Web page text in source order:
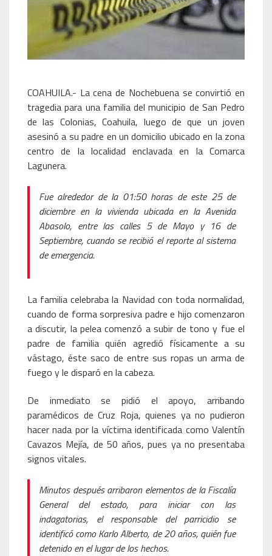
COAHUILA.- La cena de Nochebuena se convirtió en
tragedia para una familia del municipio de San Pedro
de las Colonias, Coahuila, luego de que un joven
asesinó a su padre en un domicilio ubicado en la zona
centro de la localidad enclavada en la Comarca
Lagunera.
Fue alrededor de la 01:50 horas de este 25 de
diciembre en la vivienda ubicada en la Avenida
Abasolo, entre las calles 5 de Mayo y 16 de
Septiembre, cuando se recibió el reporte al sistema
de emergencia.
La familia celebraba la Navidad con toda normalidad,
cuando de forma sorpresiva padre e hijo comenzaron
a discutir, la pelea comenzó a subir de tono y fue el
padre de familia quién agredió físicamente a su
vástago, éste saco de entre sus ropas un arma de
fuego y le disparó en la cabeza.
De inmediato se pidió el apoyo, arribando
paramédicos de Cruz Roja, quienes ya no pudieron
hacer nada por la víctima identificada como Valentín
Cavazos Mejía, de 50 años, pues ya no presentaba
signos vitales.
Minutos después arribaron elementos de la Fiscalía
General del estado, para iniciar con las
indagatorias, el responsable del parricidio se
identificó como Karlo Alberto, de 20 años, quién fue
detenido en el lugar de los hechos.